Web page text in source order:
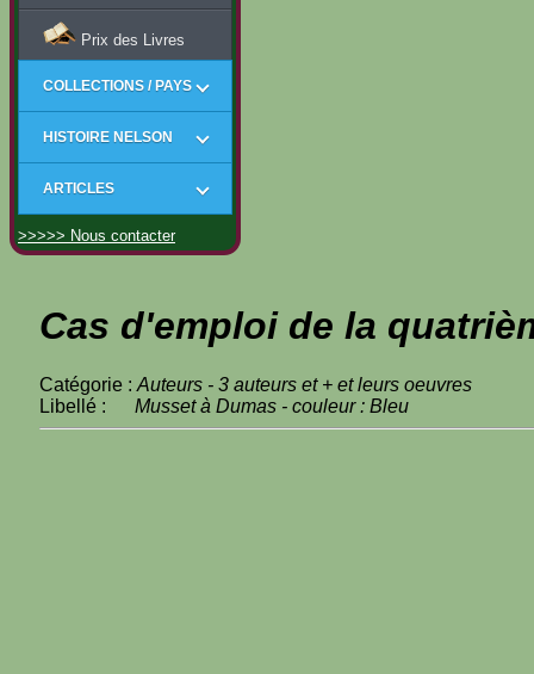
Prix des Livres
COLLECTIONS / PAYS
HISTOIRE NELSON
ARTICLES
>>>>> Nous contacter
Cas d'emploi de la
Catégorie : Auteurs - 3 auteurs et + et leurs oeuvres
Libellé : Musset à Dumas - couleur : Bleu